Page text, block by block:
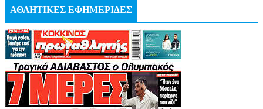
ΑΘΛΗΤΙΚΕΣ ΕΦΗΜΕΡΙΔΕΣ